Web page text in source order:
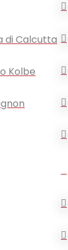
di Calcutta
Kolbe